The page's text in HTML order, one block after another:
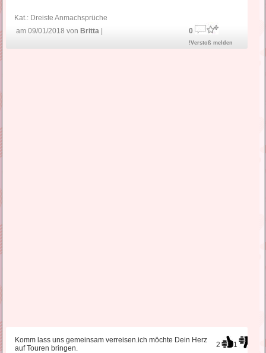
Kat.: Dreiste Anmachsprüche
am 09/01/2018 von Britta 0
!Verstoß melden
2 1
Komm lass uns gemeinsam verreisen.ich möchte Dein Herz
auf Touren bringen.